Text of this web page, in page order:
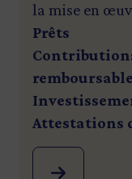
la mise en
Prêts
Attestations